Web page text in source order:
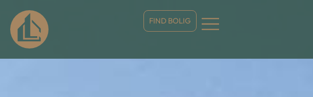
FIND BOLIG